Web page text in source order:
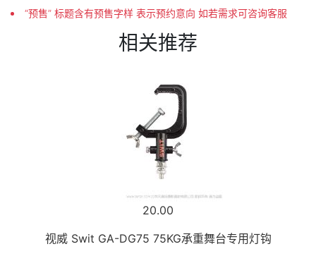
“预售” 标题含有预售字样 表示预约意向 如若需求可咨询客服
相关推荐
20.00
视威 Swit GA-DG75 75KG承重舞台专用灯钩